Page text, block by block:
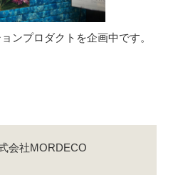
ンプロダクトを企画中です。
会社MORDECO